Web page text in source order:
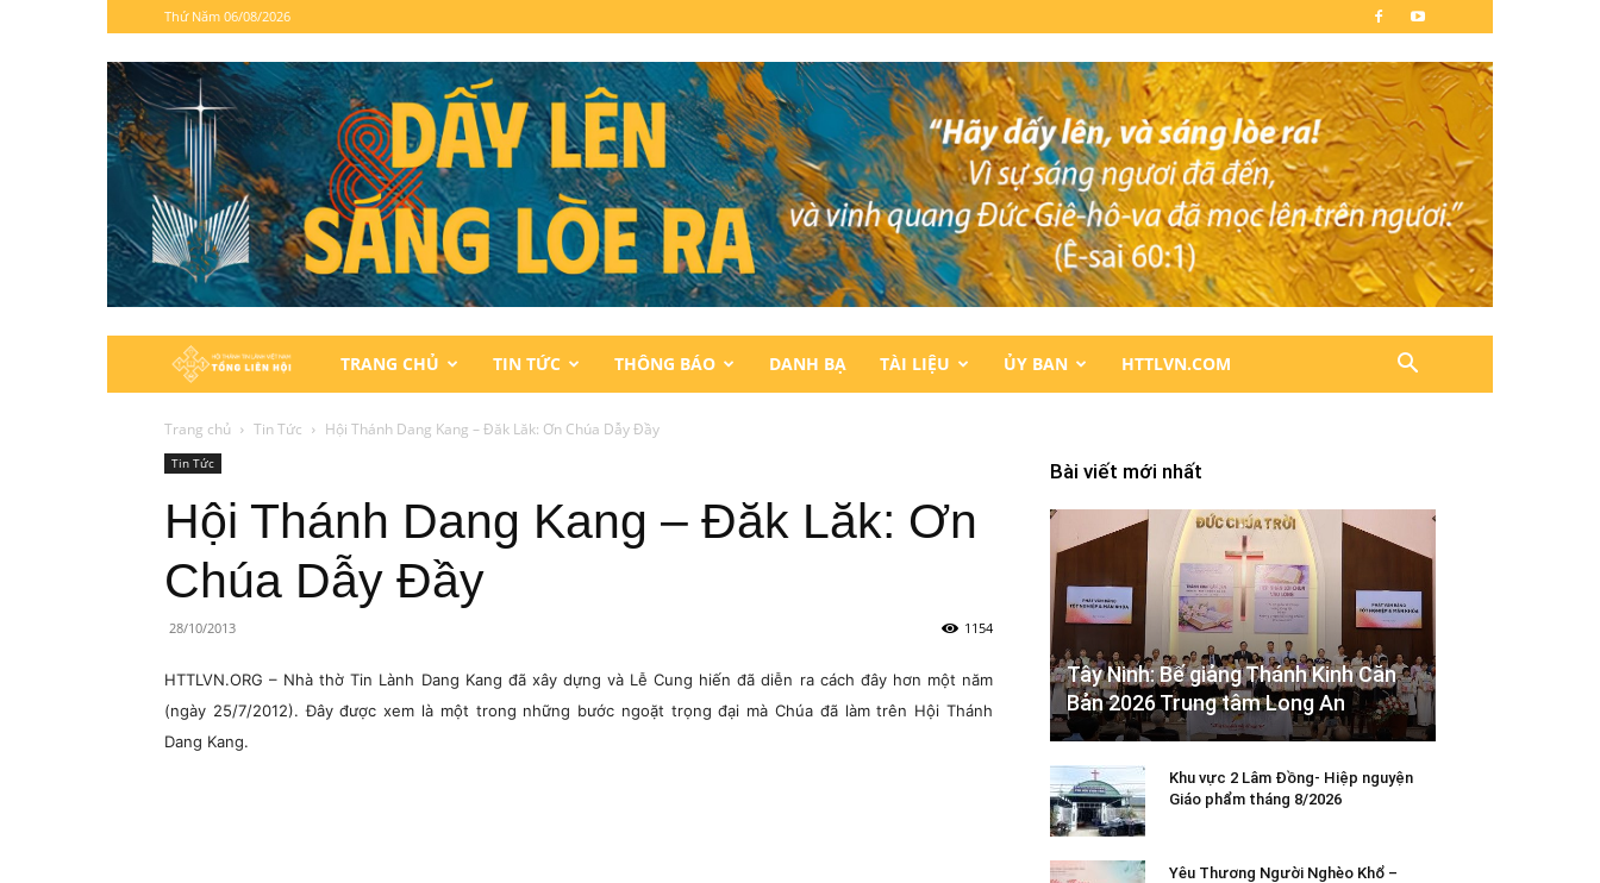
Thứ Năm 06/08/2026
Hội
Thánh
Lành
Việt
TRANG CHỦ TIN TỨC THÔNG BÁO DANH BẠ TÀI LIỆU ỦY BAN HTTLVN.COM
Trang chủ Tin Tức Hội Thánh Dang Kang – Đăk Lăk: Ơn Chúa Dẫy Đầy
Tin Tức
Hội Thánh Dang Kang – Đăk Lăk: Ơn
Chúa Dẫy Đầy
28/10/2013 1154
HTTLVN.ORG – Nhà thờ Tin Lành Dang Kang đã xây dựng và Lễ Cung hiến đã diễn ra cách đây hơn một năm
(ngày 25/7/2012). Đây được xem là một trong những bước ngoặt trọng đại mà Chúa đã làm trên Hội Thánh
Dang Kang.
Bài viết mới nhất
Tây Ninh: Bế giảng Thánh Kinh Căn
Bản 2026 Trung tâm Long An
Khu vực 2 Lâm Đồng- Hiệp nguyện
Giáo phẩm tháng 8/2026
Yêu Thương Người Nghèo Khổ –